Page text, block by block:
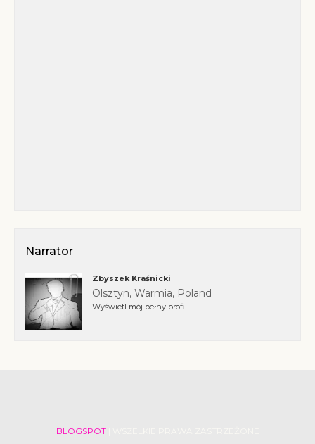
Narrator
Zbyszek Kraśnicki
Olsztyn, Warmia, Poland
Wyświetl mój pełny profil
BLOGSPOT| WSZELKIE PRAWA ZASTRZEŻONE